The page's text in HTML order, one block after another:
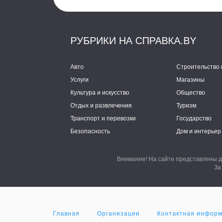
РУБРИКИ НА СПРАВКА.BY
Авто
Строительство
Услуги
Магазины
Культура и искусство
Общество
Отдых и развлечения
Туризм
Транспорт и перевозки
Государство
Безопасность
Дом и интерьер
Внимание! На сайте представлены
За
Главная Организации Контактная